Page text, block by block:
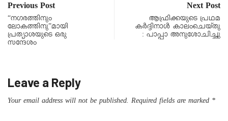
Previous Post
“നഗരത്തിനും
ലോകത്തിനു”മായി
പ്രത്യാശയുടെ ഒരു
സന്ദേശം
Next Post
ആഫ്രിക്കയുടെ പ്രഥമ
കർദ്ദിനാൾ കാലംചെയ്തു
: പാപ്പാ അനുശോചിച്ചു
Leave a Reply
Your email address will not be published. Required fields are marked *